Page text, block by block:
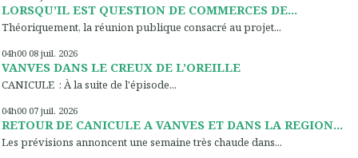
LORSQU’IL EST QUESTION DE COMMERCES DE...
Théoriquement, la réunion publique consacré au projet...
04h00 08 juil. 2026
VANVES DANS LE CREUX DE L’OREILLE
CANICULE : À la suite de l'épisode...
04h00 07 juil. 2026
RETOUR DE CANICULE A VANVES ET DANS LA REGION...
Les prévisions annoncent une semaine très chaude dans...